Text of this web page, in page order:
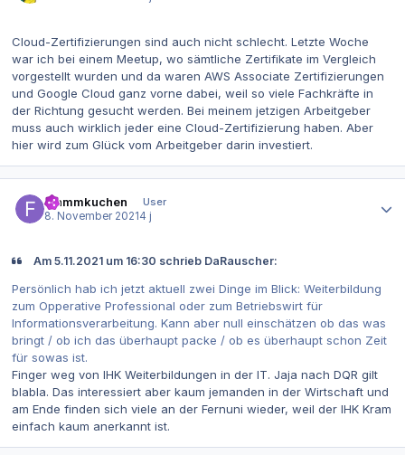
Cloud-Zertifizierungen sind auch nicht schlecht. Letzte Woche
war ich bei einem Meetup, wo sämtliche Zertifikate im Vergleich
vorgestellt wurden und da waren AWS Associate Zertifizierungen
und Google Cloud ganz vorne dabei, weil so viele Fachkräfte in
der Richtung gesucht werden. Bei meinem jetzigen Arbeitgeber
muss auch wirklich jeder eine Cloud-Zertifizierung haben. Aber
hier wird zum Glück vom Arbeitgeber darin investiert.
Flammkuchen
User
8. November 2021 4 j
Am 5.11.2021 um 16:30 schrieb DaRauscher:
Persönlich hab ich jetzt aktuell zwei Dinge im Blick: Weiterbildung
zum Opperative Professional oder zum Betriebswirt für
Informationsverarbeitung. Kann aber null einschätzen ob das was
bringt / ob ich das überhaupt packe / ob es überhaupt schon Zeit
für sowas ist.
Finger weg von IHK Weiterbildungen in der IT. Jaja nach DQR gilt
blabla. Das interessiert aber kaum jemanden in der Wirtschaft und
am Ende finden sich viele an der Fernuni wieder, weil der IHK Kram
einfach kaum anerkannt ist.